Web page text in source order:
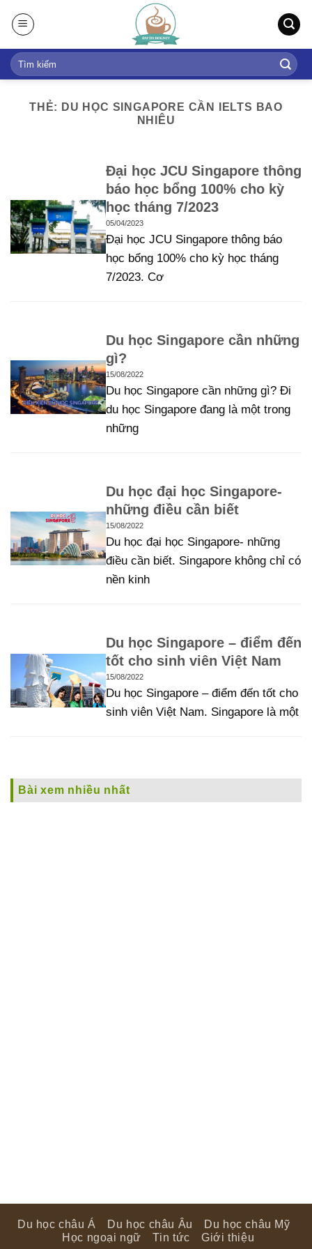
t
THẺ: DU HỌC SINGAPORE CẦN IELTS BAO
NHIÊU
Đại học JCU Singapore thông
báo học bổng 100% cho kỳ
học tháng 7/2023
05/04/2023
Đại học JCU Singapore thông báo
học bổng 100% cho kỳ học tháng
7/2023. Cơ
Du học Singapore cần những
gì?
15/08/2022
Du học Singapore cần những gì? Đi
du học Singapore đang là một trong
những
Du học đại học Singapore-
những điều cần biết
15/08/2022
Du học đại học Singapore- những
điều cần biết. Singapore không chỉ có
nền kinh
Du học Singapore – điểm đến
tốt cho sinh viên Việt Nam
15/08/2022
Du học Singapore – điểm đến tốt cho
sinh viên Việt Nam. Singapore là một
Bài xem nhiều nhất
Du học châu Á Du học châu Âu
Du học châu Mỹ
Học ngoại ngữ
Tin tức Giới thiệu